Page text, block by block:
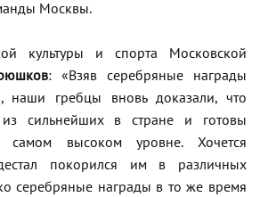
Москвы.
культуры и спорта Московской
: «Взяв серебряные награды
наши гребцы вновь доказали, что
сильнейших в стране и готовы
самом высоком уровне. Хочется
покорился им в различных
серебряные награды в то же время